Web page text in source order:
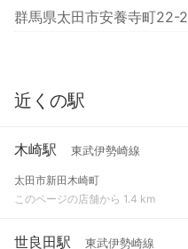
群馬県太田市安養寺町22-2
近くの駅
木崎駅 東武伊勢崎線
太田市新田木崎町
このページの店舗から 1.4 km
世良田駅 東武伊勢崎線